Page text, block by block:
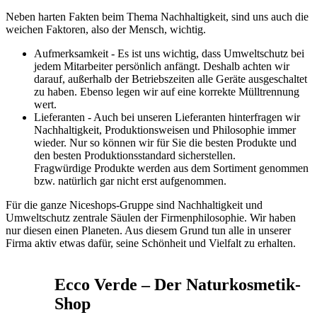
Neben harten Fakten beim Thema Nachhaltigkeit, sind uns auch die
weichen Faktoren, also der Mensch, wichtig.
Aufmerksamkeit - Es ist uns wichtig, dass Umweltschutz bei
jedem Mitarbeiter persönlich anfängt. Deshalb achten wir
darauf, außerhalb der Betriebszeiten alle Geräte ausgeschaltet
zu haben. Ebenso legen wir auf eine korrekte Mülltrennung
wert.
Lieferanten - Auch bei unseren Lieferanten hinterfragen wir
Nachhaltigkeit, Produktionsweisen und Philosophie immer
wieder. Nur so können wir für Sie die besten Produkte und
den besten Produktionsstandard sicherstellen.
Fragwürdige Produkte werden aus dem Sortiment genommen
bzw. natürlich gar nicht erst aufgenommen.
Für die ganze Niceshops-Gruppe sind Nachhaltigkeit und
Umweltschutz zentrale Säulen der Firmenphilosophie. Wir haben
nur diesen einen Planeten. Aus diesem Grund tun alle in unserer
Firma aktiv etwas dafür, seine Schönheit und Vielfalt zu erhalten.
Ecco Verde – Der Naturkosmetik-
Shop